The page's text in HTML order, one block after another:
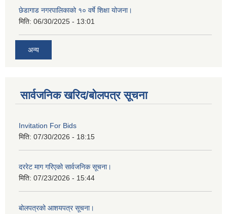
छेडागाड नगरपालिकाको १० वर्षे शिक्षा योजना।
मिति: 06/30/2025 - 13:01
अन्य
सार्वजनिक खरिद/बोलपत्र सूचना
Invitation For Bids
मिति: 07/30/2026 - 18:15
दररेट माग गरिएको सार्वजनिक सूचना।
मिति: 07/23/2026 - 15:44
बोलपत्रको आशयपत्र सूचना।